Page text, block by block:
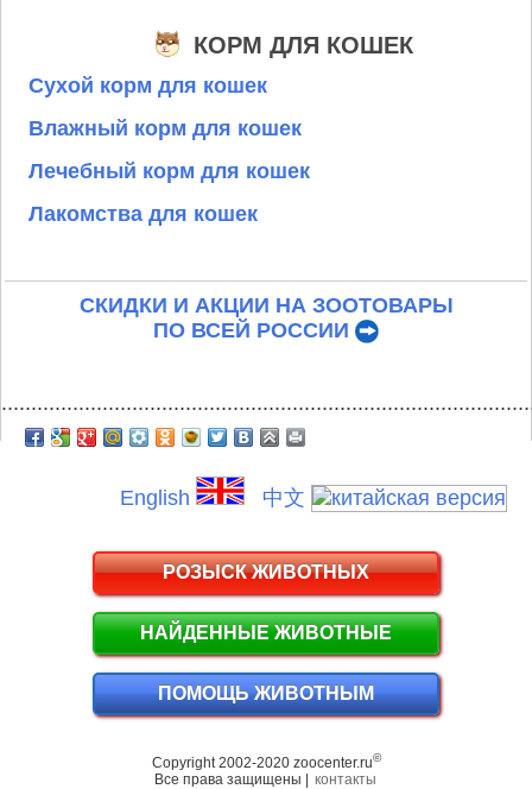
КОРМ ДЛЯ КОШЕК
Сухой корм для кошек
Влажный корм для кошек
Лечебный корм для кошек
Лакомства для кошек
СКИДКИ И АКЦИИ НА ЗООТОВАРЫ
ПО ВСЕЙ РОССИИ
English 中文
РОЗЫСК ЖИВОТНЫХ
НАЙДЕННЫЕ ЖИВОТНЫЕ
ПОМОЩЬ ЖИВОТНЫМ
Copyright 2002-2020 zoocenter.ru©
Все права защищены | контакты